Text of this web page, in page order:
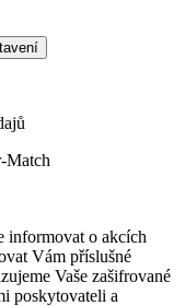
Match
informovat o akcích
Vám příslušné
Vaše zašifrované
poskytovateli a